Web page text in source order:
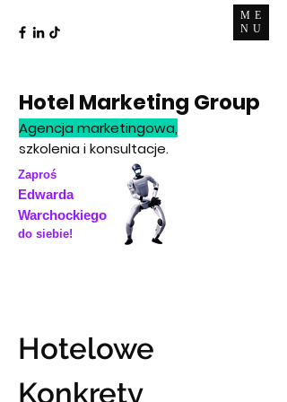
ME
NU
Hotel Marketing Group
Agencja marketingowa,
szkolenia i konsultacje.
Zaproś
Edwarda
Warchockiego
do siebie!
Hotelowe
Konkrety